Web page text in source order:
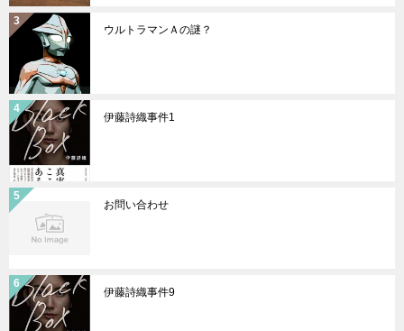
ウルトラマンＡの謎？
伊藤詩織事件1
お問い合わせ
伊藤詩織事件9